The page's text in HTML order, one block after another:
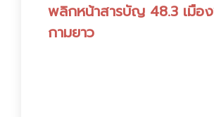
พลิกหน้าสารบัญ 48.3 เมือง
กามยาว